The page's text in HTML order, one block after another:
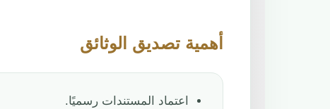
أهمية تصديق الوثائق
اعتماد المستندات رسميًا.